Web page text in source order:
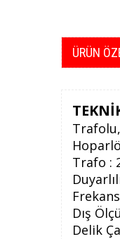
ÜRÜN
Trafo :
Dış
Delik